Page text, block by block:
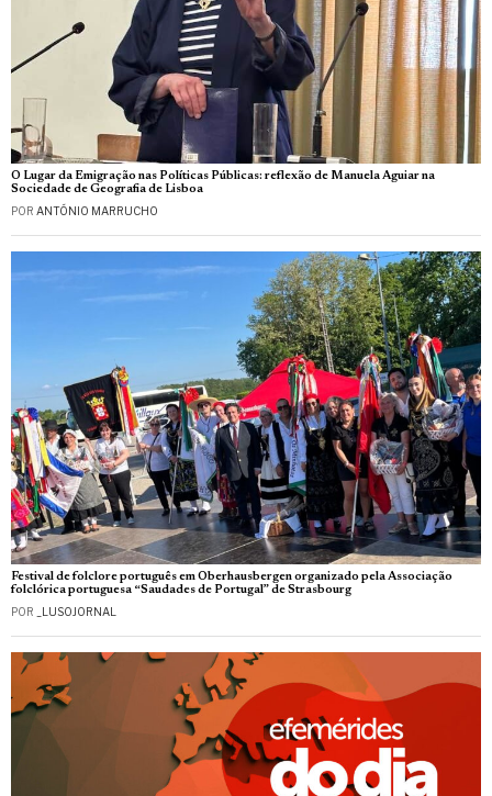
O Lugar da Emigração nas Políticas Públicas: reflexão de Manuela Aguiar na
Sociedade de Geografia de Lisboa
POR ANTÓNIO MARRUCHO
Festival de folclore português em Oberhausbergen organizado pela Associação
folclórica portuguesa “Saudades de Portugal” de Strasbourg
POR _LUSOJORNAL